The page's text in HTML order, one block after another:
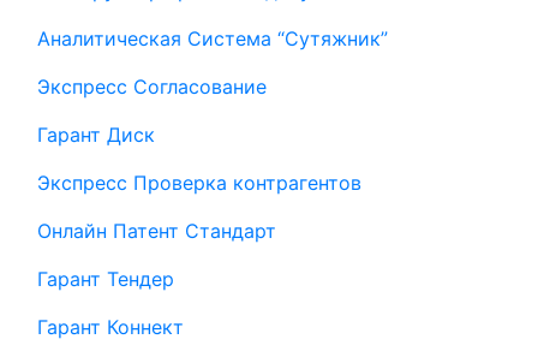
Аналитическая Система “Сутяжник”
Экспресс Согласование
Гарант Диск
Экспресс Проверка контрагентов
Онлайн Патент Стандарт
Гарант Тендер
Гарант Коннект